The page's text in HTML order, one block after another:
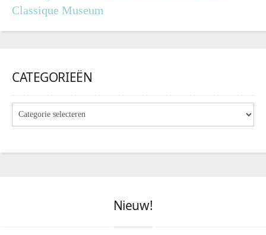
Classique Museum
CATEGORIEËN
Nieuw!